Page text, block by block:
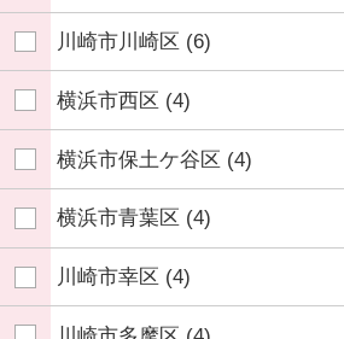
川崎市川崎区 (6)
横浜市西区 (4)
横浜市保土ケ谷区 (4)
横浜市青葉区 (4)
川崎市幸区 (4)